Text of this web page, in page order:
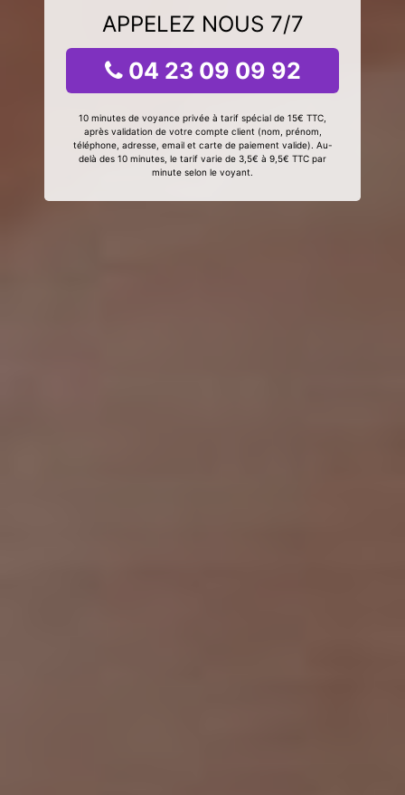
APPELEZ NOUS 7/7
04 23 09 09 92
10 minutes de voyance privée à tarif spécial de 15€ TTC,
après validation de votre compte client (nom, prénom,
téléphone, adresse, email et carte de paiement valide). Au-
delà des 10 minutes, le tarif varie de 3,5€ à 9,5€ TTC par
minute selon le voyant.